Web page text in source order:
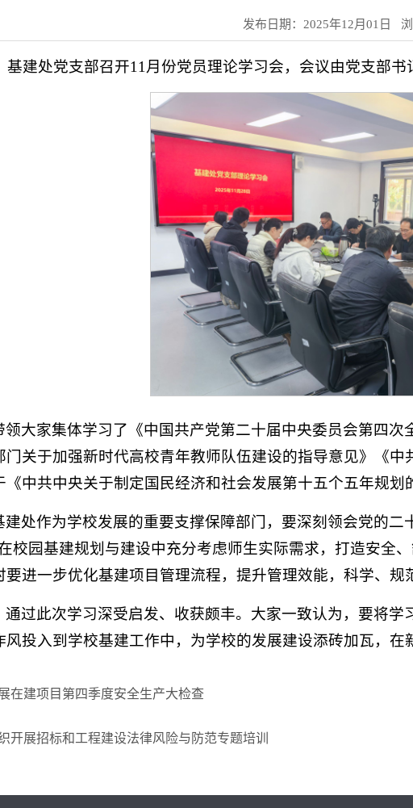
发布日期：2025年12月01日 浏
基建处党支部召开11月份党员理论学习会，会议由党支部书
领大家集体学习了《中国共产党第二十届中央委员会第四
关于加强新时代高校青年教师队伍建设的指导意见》《
中共中央关于制定国民经济和社会发展第十五个五年规划
建处作为学校发展的重要支撑保障部门，要深刻领会党的
校园基建规划与建设中充分考虑师生实际需求，打造安全
进一步优化基建项目管理流程，提升管理效能，科学、规
通过此次学习深受启发、收获颇丰。大家一致认为，要将
投入到学校基建工作中，为学校的发展建设添砖加瓦，在
在建项目第四季度安全生产大检查
开展招标和工程建设法律风险与防范专题培训